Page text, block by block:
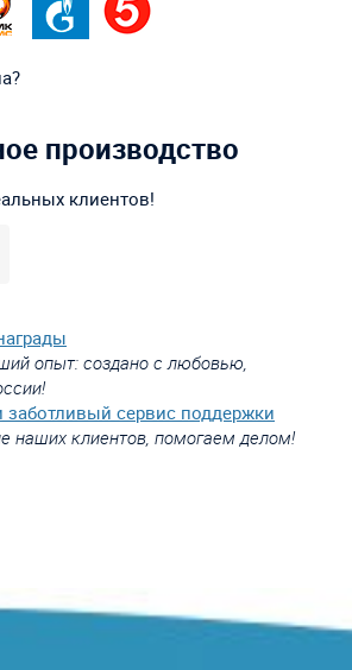
производство
клиентов!
опыт: создано с любовью,
сервис поддержки
наших клиентов, помогаем делом!